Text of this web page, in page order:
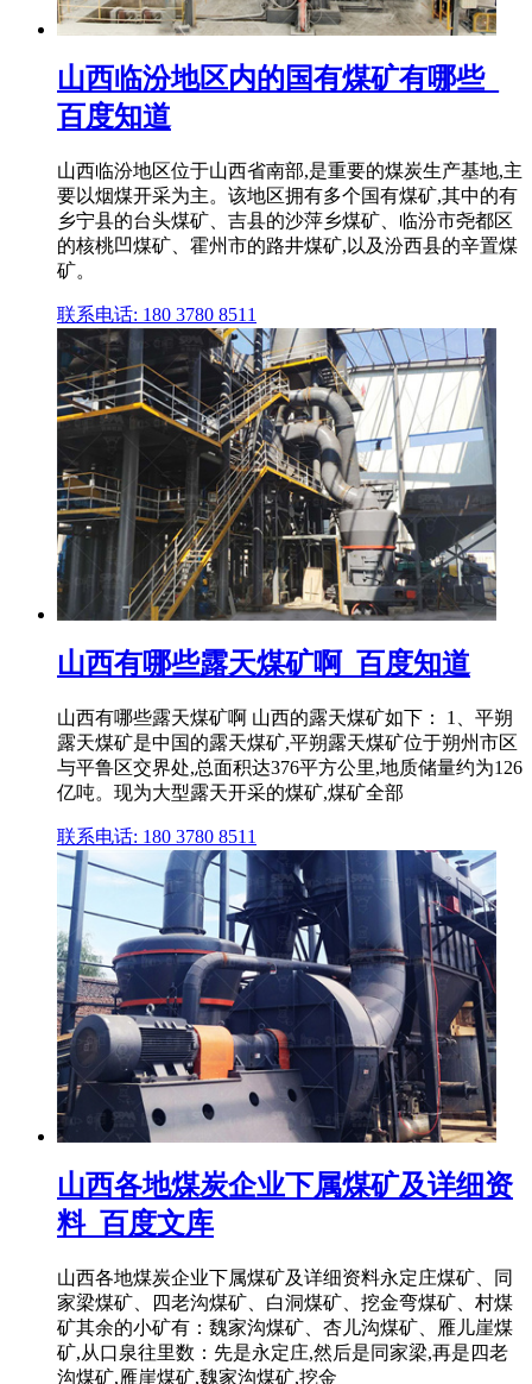
山西临汾地区内的国有煤矿有哪些_
百度知道
山西临汾地区位于山西省南部,是重要的煤炭生产基地,主
要以烟煤开采为主。该地区拥有多个国有煤矿,其中的有
乡宁县的台头煤矿、吉县的沙萍乡煤矿、临汾市尧都区
的核桃凹煤矿、霍州市的路井煤矿,以及汾西县的辛置煤
矿。
联系电话: 180 3780 8511
山西有哪些露天煤矿啊_百度知道
山西有哪些露天煤矿啊 山西的露天煤矿如下： 1、平朔
露天煤矿是中国的露天煤矿,平朔露天煤矿位于朔州市区
与平鲁区交界处,总面积达376平方公里,地质储量约为126
亿吨。现为大型露天开采的煤矿,煤矿全部
联系电话: 180 3780 8511
山西各地煤炭企业下属煤矿及详细资
料_百度文库
山西各地煤炭企业下属煤矿及详细资料永定庄煤矿、同
家梁煤矿、四老沟煤矿、白洞煤矿、挖金弯煤矿、村煤
矿其余的小矿有：魏家沟煤矿、杏儿沟煤矿、雁儿崖煤
矿,从口泉往里数：先是永定庄,然后是同家梁,再是四老
沟煤矿,雁崖煤矿,魏家沟煤矿,挖金